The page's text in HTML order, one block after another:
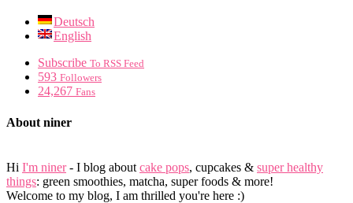
Deutsch
English
Subscribe To RSS Feed
593 Followers
24,267 Fans
About niner
Hi I'm niner- I blog about cake pops, cupcakes & super healthy
things: green smoothies, matcha, super foods & more!
Welcome to my blog, I am thrilled you're here :)